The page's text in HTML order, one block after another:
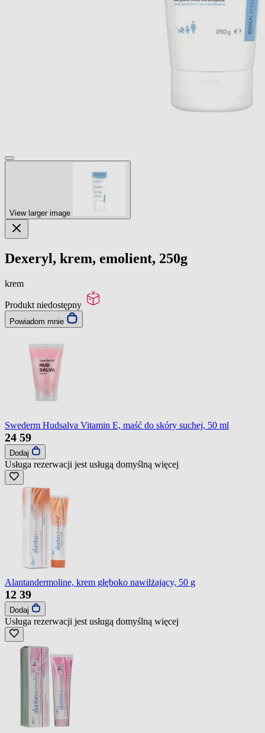
View larger image
Dexeryl, krem, emolient, 250g
krem
Produkt niedostępny
Powiadom mnie
Swederm Hudsalva Vitamin E, maść do skóry suchej, 50 ml
24 59
Dodaj
Usługa rezerwacji jest usługą domyślną więcej
Alantandermoline, krem głęboko nawilżający, 50 g
12 39
Dodaj
Usługa rezerwacji jest usługą domyślną więcej